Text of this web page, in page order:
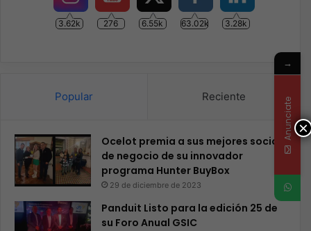
3.62k 276 6.55k 63.02k 3.28k
Popular Reciente
Ocelot premia a sus mejores socios
de negocio de su innovador
programa Hunter BuyBox
29 de diciembre de 2023
Panduit Listo para la edición 25 de
su Foro Anual GSIC
×
→
Anunciate